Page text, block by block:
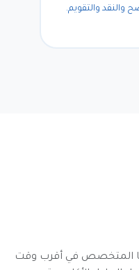
والتقويم.
المتخصص في أقرب وقت